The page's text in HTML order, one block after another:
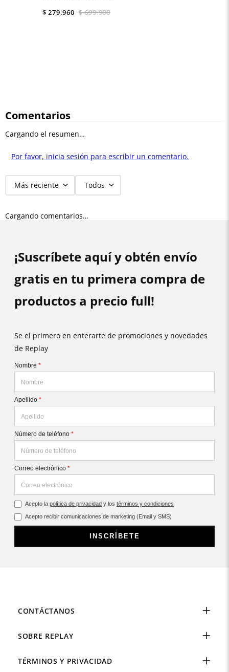
$ 699.900
$ 279.960
Comentarios
Cargando el resumen…
Por favor, inicia sesión para escribir un comentario.
Más reciente Todos
Cargando comentarios…
¡Suscríbete aquí y obtén envío
gratis en tu primera compra de
productos a precio full!
Se el primero en enterarte de promociones y novedades
de Replay
Nombre *
Apellido *
Número de teléfono *
Correo electrónico *
Acepto la política de privacidad y los términos y condiciones
Acepto recibir comunicaciones de marketing (Email y SMS)
INSCRÍBETE
CONTÁCTANOS
SOBRE REPLAY
TÉRMINOS Y PRIVACIDAD